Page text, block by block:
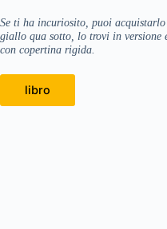
Se ti ha incuriosito, puoi
giallo qua sotto, lo trovi in versione
con copertina rigida.
libro